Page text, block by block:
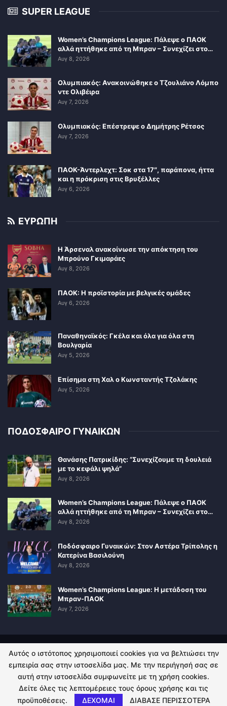
SUPER LEAGUE
Women’s Champions League: Πάλεψε ο ΠΑΟΚ
αλλά ηττήθηκε από τη Μπραν – Συνεχίζει στο…
Αυγ 8, 2026
Ολυμπιακός: Ανακοινώθηκε ο Τζουλιάνο Λόμπο
ντε Ολιβέιρα
Αυγ 7, 2026
Ολυμπιακός: Επέστρεψε ο Δημήτρης Ρέτσος
Αυγ 7, 2026
ΠΑΟΚ-Άντερλεχτ: Σοκ στα 17″, παράπονα, ήττα
και η πρόκριση στις Βρυξέλλες
Αυγ 6, 2026
ΕΥΡΩΠΗ
Η Άρσεναλ ανακοίνωσε την απόκτηση του
Μπρούνο Γκιμαράες
Αυγ 8, 2026
ΠΑΟΚ: Η προϊστορία με βελγικές ομάδες
Αυγ 6, 2026
Παναθηναϊκός: Γκέλα και όλα για όλα στη
Βουλγαρία
Αυγ 5, 2026
Επίσημα στη Χαλ ο Κωνσταντής Τζολάκης
Αυγ 5, 2026
ΠΟΔΟΣΦΑΙΡΟ ΓΥΝΑΙΚΩΝ
Θανάσης Πατρικίδης: “Συνεχίζουμε τη δουλειά
με το κεφάλι ψηλά”
Αυγ 8, 2026
Women’s Champions League: Πάλεψε ο ΠΑΟΚ
αλλά ηττήθηκε από τη Μπραν – Συνεχίζει στο…
Αυγ 8, 2026
Ποδόσφαιρο Γυναικών: Στον Αστέρα Τρίπολης η
Κατερίνα Βασιλούνη
Αυγ 8, 2026
Women’s Champions League: Η μετάδοση του
Μπραν-ΠΑΟΚ
Αυγ 7, 2026
ΠΟΛΙΤΙΚΗ ΑΠΟΡΡΗΤΟΥ ΕΠΙΚΟΙΝΩΝΙΑ
© 2026 - Kingsport.gr. All Rights Reserved.
Αυτός ο ιστότοπος χρησιμοποιεί cookies για να βελτιώσει την
εμπειρία σας στην ιστοσελίδα μας. Με την περιήγησή σας σε
αυτή στην ιστοσελίδα συμφωνείτε με τη χρήση cookies.
Δείτε όλες τις λεπτομέρειες τους όρους χρήσης και τις
προϋποθέσεις.
ΔΕΧΟΜΑΙ ΔΙΑΒΑΣΕ ΠΕΡΙΣΣΟΤΕΡΑ